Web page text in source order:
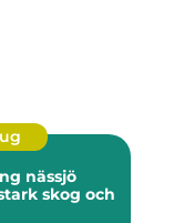
nässjö
skog och